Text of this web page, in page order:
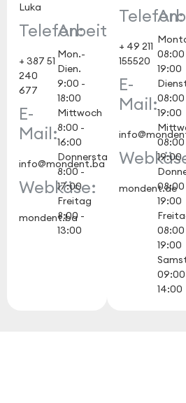
Luka
Telefon:
+ 387 51
240
677
E-
Mail:
info@mondent.ba
Webkäse:
mondent.ba
Arbeitszeit:
Mon.-
Dien.
9:00 -
18:00
Mittwoch
8:00 -
16:00
Donnerstag
8:00 -
17:00
Freitag
8:00 -
13:00
Telefon:
+ 49 211
155520
E-
Mail:
mondent.de
08:00
19:00
08:00
19:00
08:00
19:00
08:00
19:00
08:00
19:00
09:00
14:00